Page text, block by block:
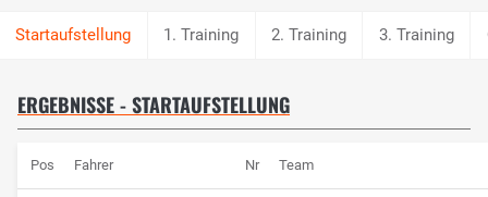
1. Training 2. Training 3. Training
ERGEBNISSE - STARTAUFSTELLUNG
Pos Fahrer Nr Team